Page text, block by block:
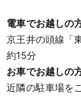
電車でお越しの
京王井の頭線「
約15分
お車でお越しの
近隣の駐車場を